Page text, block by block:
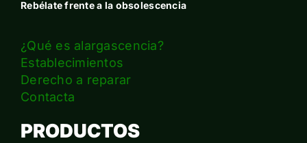
Rebélate frente a la obsolescencia
¿Qué es alargascencia?
Establecimientos
Derecho a reparar
Contacta
PRODUCTOS